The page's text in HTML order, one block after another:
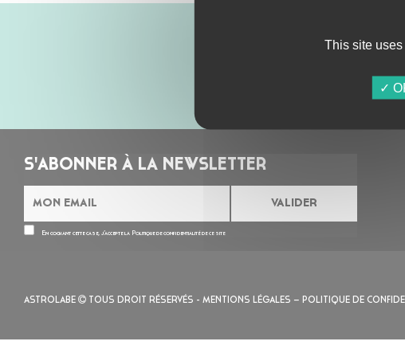
S'ABONNER À LA NEWSLETTER
En cochant cette case, j’accepte la Politique de confidentialitéde ce site
ASTROLABE TOUS DROIT RÉSERVÉS - MENTIONS LÉGALES – POLITIQUE DE
This site